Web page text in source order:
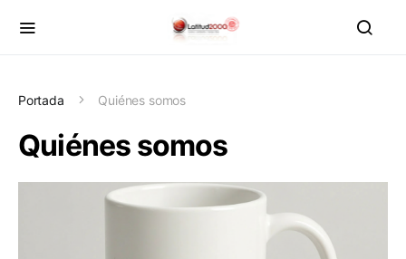
Portada Quiénes somos
Quiénes somos